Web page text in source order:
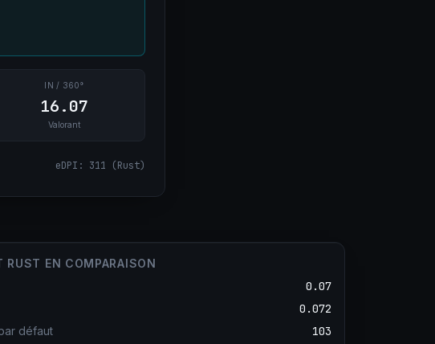
IN / 360°
16.07
Valorant
eDPI : 311 (Rust)
RUST EN COMPARAISON
0.07
0.072
défaut 103